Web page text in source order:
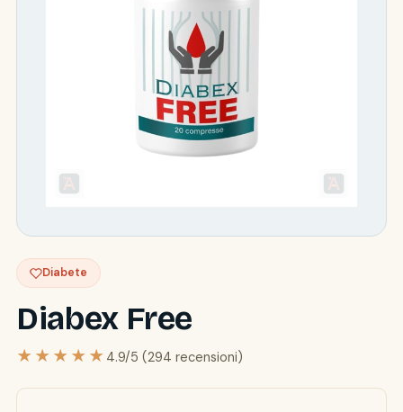
Diabete
Diabex Free
★★★★★ 4.9/5 (294 recensioni)